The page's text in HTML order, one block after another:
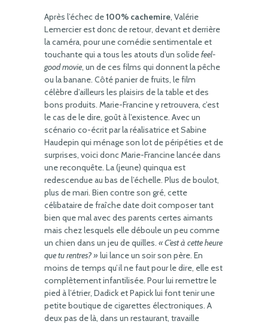
Après l’échec de100% cachemire, Valérie
Lemercier est donc de retour, devant et derrière
la caméra, pour une comédie sentimentale et
touchante qui a tous les atouts d’un solidefeel-
good movie, un de ces films qui donnent la pêche
ou la banane. Côté panier de fruits, le film
célèbre d’ailleurs les plaisirs de la table et des
bons produits. Marie-Francine y retrouvera, c’est
le cas de le dire, goût à l’existence. Avec un
scénario co-écrit par la réalisatrice et Sabine
Haudepin qui ménage son lot de péripéties et de
surprises, voici donc Marie-Francine lancée dans
une reconquête. La (jeune) quinqua est
redescendue au bas de l’échelle. Plus de boulot,
plus de mari. Bien contre son gré, cette
célibataire de fraîche date doit composer tant
bien que mal avec des parents certes aimants
mais chez lesquels elle déboule un peu comme
un chien dans un jeu de quilles. « C’est à cette heure
que tu rentres? » lui lance un soir son père. En
moins de temps qu’il ne faut pour le dire, elle est
complètement infantilisée. Pour lui remettre le
pied à l’étrier, Dadick et Papick lui font tenir une
petite boutique de cigarettes électroniques. A
deux pas de là, dans un restaurant, travaille